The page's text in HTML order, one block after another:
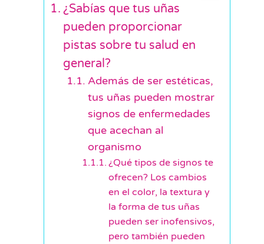
¿Sabías que tus uñas
pueden proporcionar
pistas sobre tu salud en
general?
Además de ser estéticas,
tus uñas pueden mostrar
signos de enfermedades
que acechan al
organismo
¿Qué tipos de signos te
ofrecen? Los cambios
en el color, la textura y
la forma de tus uñas
pueden ser inofensivos,
pero también pueden